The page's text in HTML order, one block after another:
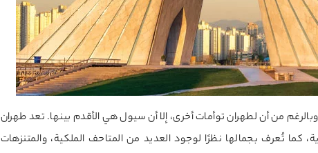
طهران وسيول، عاصمة كوريا الجنوبية، منذ عام 1962. وبالرغم من أن لطهران توأمات أخرى، إلا أن سيول هي الأقدم بينها. تعد طهران
كما تُعرف بجمالها نظرًا لوجود العديد من المتاحف الملكية، والمتنزهات